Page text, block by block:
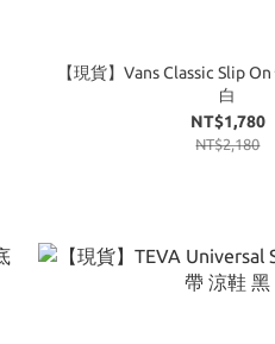
【現貨】Vans Classic Slip
白
NT$1,780
NT$2,180